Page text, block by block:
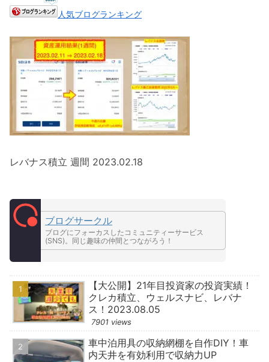
人気ブログランキング
レバナス積立 週間 2023.02.18
ブログサークル
ブログにフォーカスしたコミュニティーサービス
(SNS)。同じ趣味の仲間とつながろう！
【大公開】21年目投資家の投資実績！
クレカ積立、ウェルスナビ、レバナ
ス！2023.08.05
7901 views
車中泊用具の収納網棚を自作DIY！車
内天井を有効利用で収納力UP